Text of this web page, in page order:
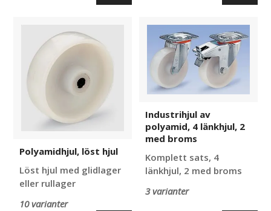
Polyamidhjul,
Polyamidhjul, löst hjul
Löst hjul med glidlager
eller rullager
10 varianter
Industrihjul
polyamid,
länkhjul,
broms
Industrihjul av
polyamid, 4 länkhjul, 2
med broms
Komplett sats, 4
länkhjul, 2 med broms
3 varianter